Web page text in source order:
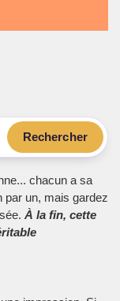
Rechercher
chacun a sa
par un, mais gardez
À la fin, cette